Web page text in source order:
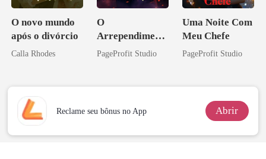
O novo mundo
após o divórcio
Calla Rhodes
O
Arrependiment
o do Alfa:
Companheira
PageProfit Studio
Uma Noite Com
Meu Chefe
PageProfit Studio
Reclame seu bônus no App Abrir